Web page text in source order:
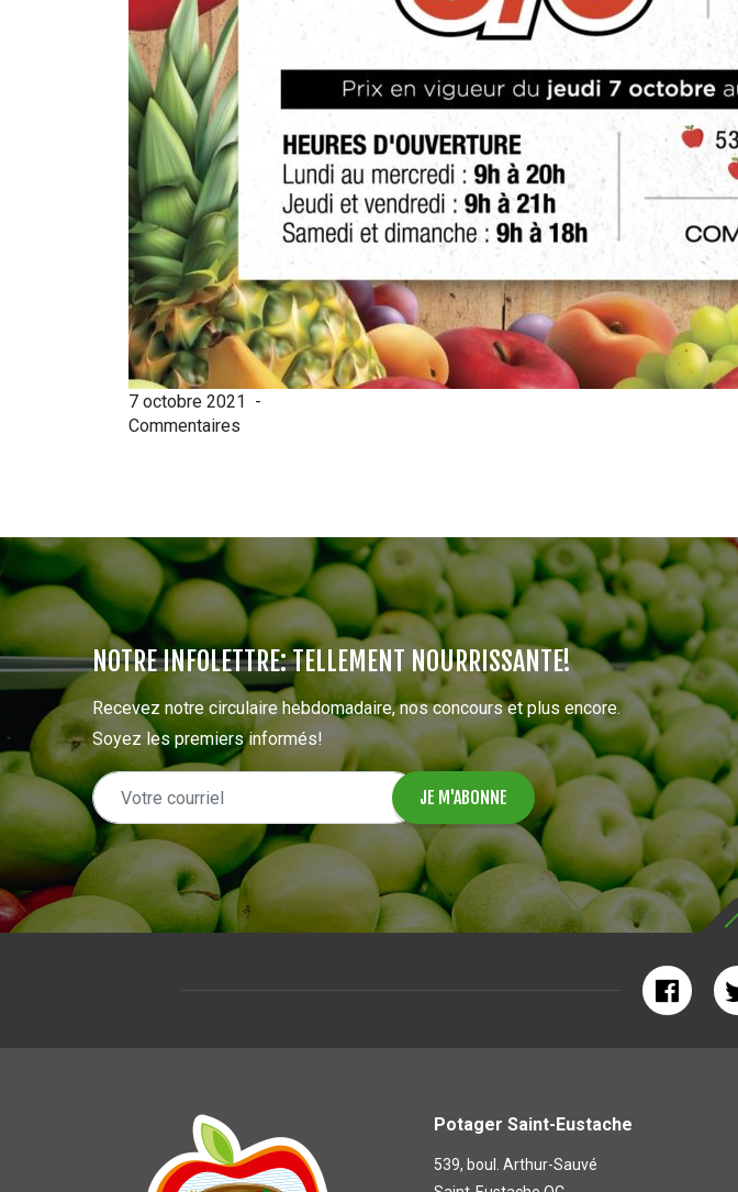
7 octobre 2021 -
Commentaires
NOTRE INFOLETTRE: TELLEMENT NOURRISSANTE!
Recevez notre circulaire hebdomadaire, nos concours et plus encore.
Soyez les premiers informés!
Potager Saint-Eustache
539, boul. Arthur-Sauvé